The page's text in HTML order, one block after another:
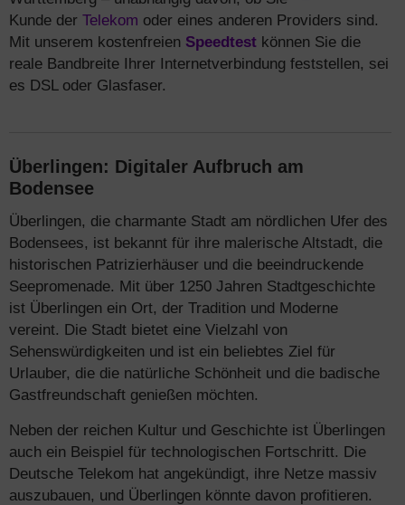
Kunde der Telekom oder eines anderen Providers sind.
Mit unserem kostenfreien Speedtest können Sie die
reale Bandbreite Ihrer Internetverbindung feststellen, sei
es DSL oder Glasfaser.
Überlingen: Digitaler Aufbruch am
Bodensee
Überlingen, die charmante Stadt am nördlichen Ufer des
Bodensees, ist bekannt für ihre malerische Altstadt, die
historischen Patrizierhäuser und die beeindruckende
Seepromenade. Mit über 1250 Jahren Stadtgeschichte
ist Überlingen ein Ort, der Tradition und Moderne
vereint. Die Stadt bietet eine Vielzahl von
Sehenswürdigkeiten und ist ein beliebtes Ziel für
Urlauber, die die natürliche Schönheit und die badische
Gastfreundschaft genießen möchten.
Neben der reichen Kultur und Geschichte ist Überlingen
auch ein Beispiel für technologischen Fortschritt. Die
Deutsche Telekom hat angekündigt, ihre Netze massiv
auszubauen, und Überlingen könnte davon profitieren.